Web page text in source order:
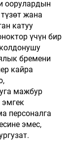
оорулардын
жана
катуу
үчүн бир
бремени
кайра
мажбур
эмгек
персоналга
эмес,